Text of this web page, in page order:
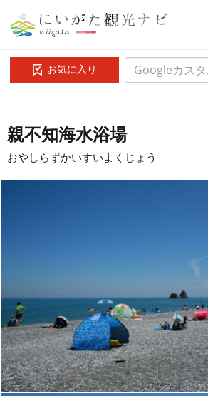
お気に入り
親不知海水浴場
おやしらずかいすいよくじょう